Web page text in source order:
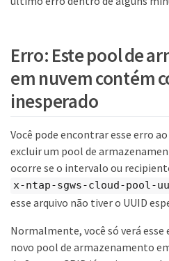
Erro: Este pool de
em nuvem contém
inesperado
Você pode encontrar esse erro
excluir um pool de
ocorre se o intervalo ou
x-ntap-sgws-cloud-pool-
esse arquivo não tiver o UUID
Normalmente, você só verá
novo pool de armazenamento